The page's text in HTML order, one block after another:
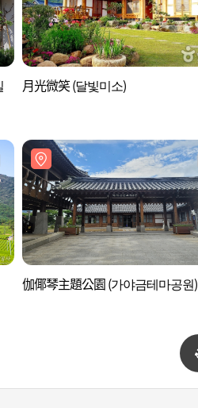
月光微笑 (달빛미소)
伽倻琴主題公園 (가야금테마공원)